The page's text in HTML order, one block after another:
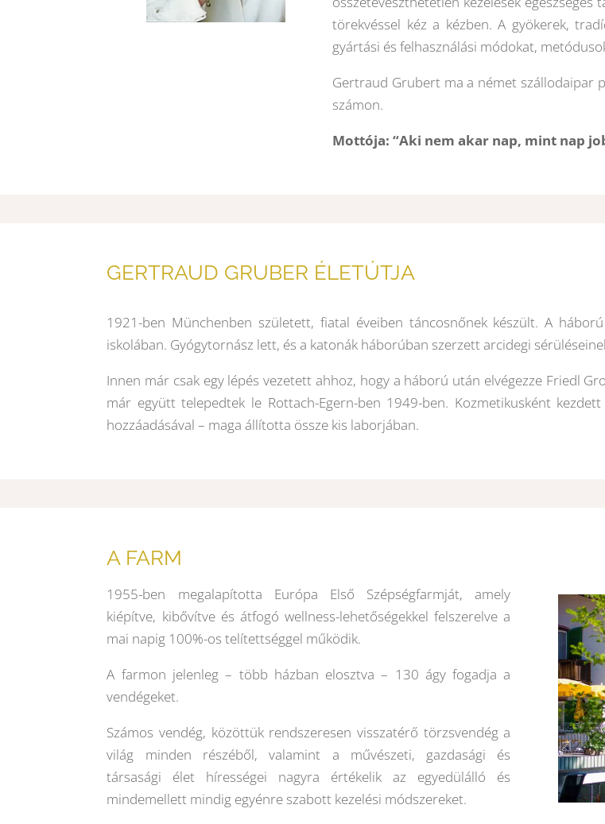
törekvéssel kéz a kézben. A gyökerek,
gyártási és felhasználási módokat,
Gertraud Grubert ma a német szállodaipar
számon.
Mottója: “Aki nem akar nap, mint nap
GERTRAUD GRUBER ÉLETÚTJA
1921-ben Münchenben született, fiatal éveiben táncosnőnek készült. A
iskolában. Gyógytornász lett, és a katonák háborúban szerzett arcidegi
Innen már csak egy lépés vezetett ahhoz, hogy a háború után elvégezze Friedl
már együtt telepedtek le Rottach-Egern-ben 1949-ben. Kozmetikusként
hozzáadásával – maga állította össze kis laborjában.
A FARM
1955-ben megalapította Európa Első Szépségfarmját, amely
kiépítve, kibővítve és átfogó wellness-lehetőségekkel felszerelve a
mai napig 100%-os telítettséggel működik.
A farmon jelenleg – több házban elosztva – 130 ágy fogadja a
vendégeket.
Számos vendég, közöttük rendszeresen visszatérő törzsvendég a
világ minden részéből, valamint a művészeti, gazdasági és
társasági élet hírességei nagyra értékelik az egyedülálló és
mindemellett mindig egyénre szabott kezelési módszereket.